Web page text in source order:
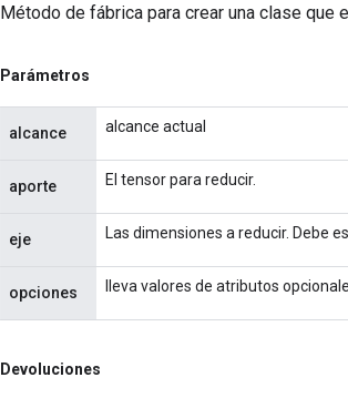
Método de fábrica para crear una clase que
Parámetros
alcance alcance actual
aporte El tensor para reducir.
eje Las dimensiones a reducir. Debe
opciones lleva valores de atributos
Devoluciones